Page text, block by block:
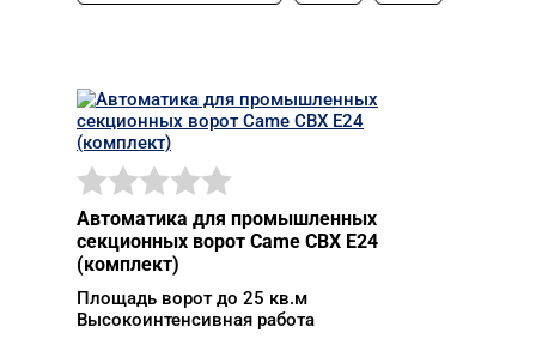
Автоматика для промышленных
секционных ворот Came CBX E24
(комплект)
Площадь ворот до 25 кв.м
Высокоинтенсивная работа